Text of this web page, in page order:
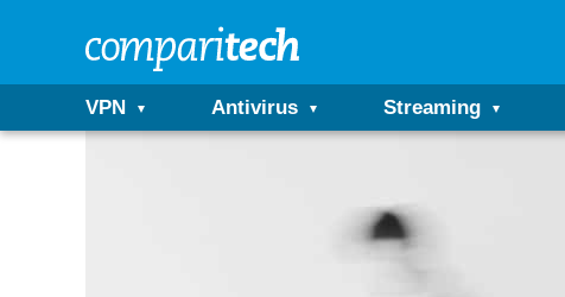
VPN Antivirus Streaming